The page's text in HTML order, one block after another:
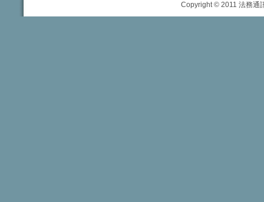
Copyright © 2011 法務